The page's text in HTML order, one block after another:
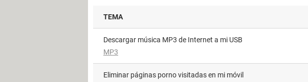
TEMA
Descargar música MP3 de Internet a mi USB
MP3
Eliminar páginas porno visitadas en mi móvil